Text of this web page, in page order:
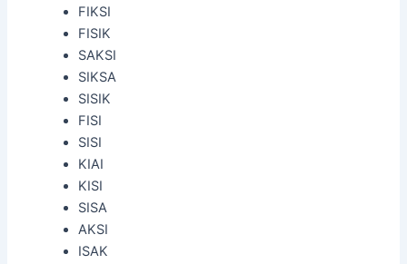
FIKSI
FISIK
SAKSI
SIKSA
SISIK
FISI
SISI
KIAI
KISI
SISA
AKSI
ISAK